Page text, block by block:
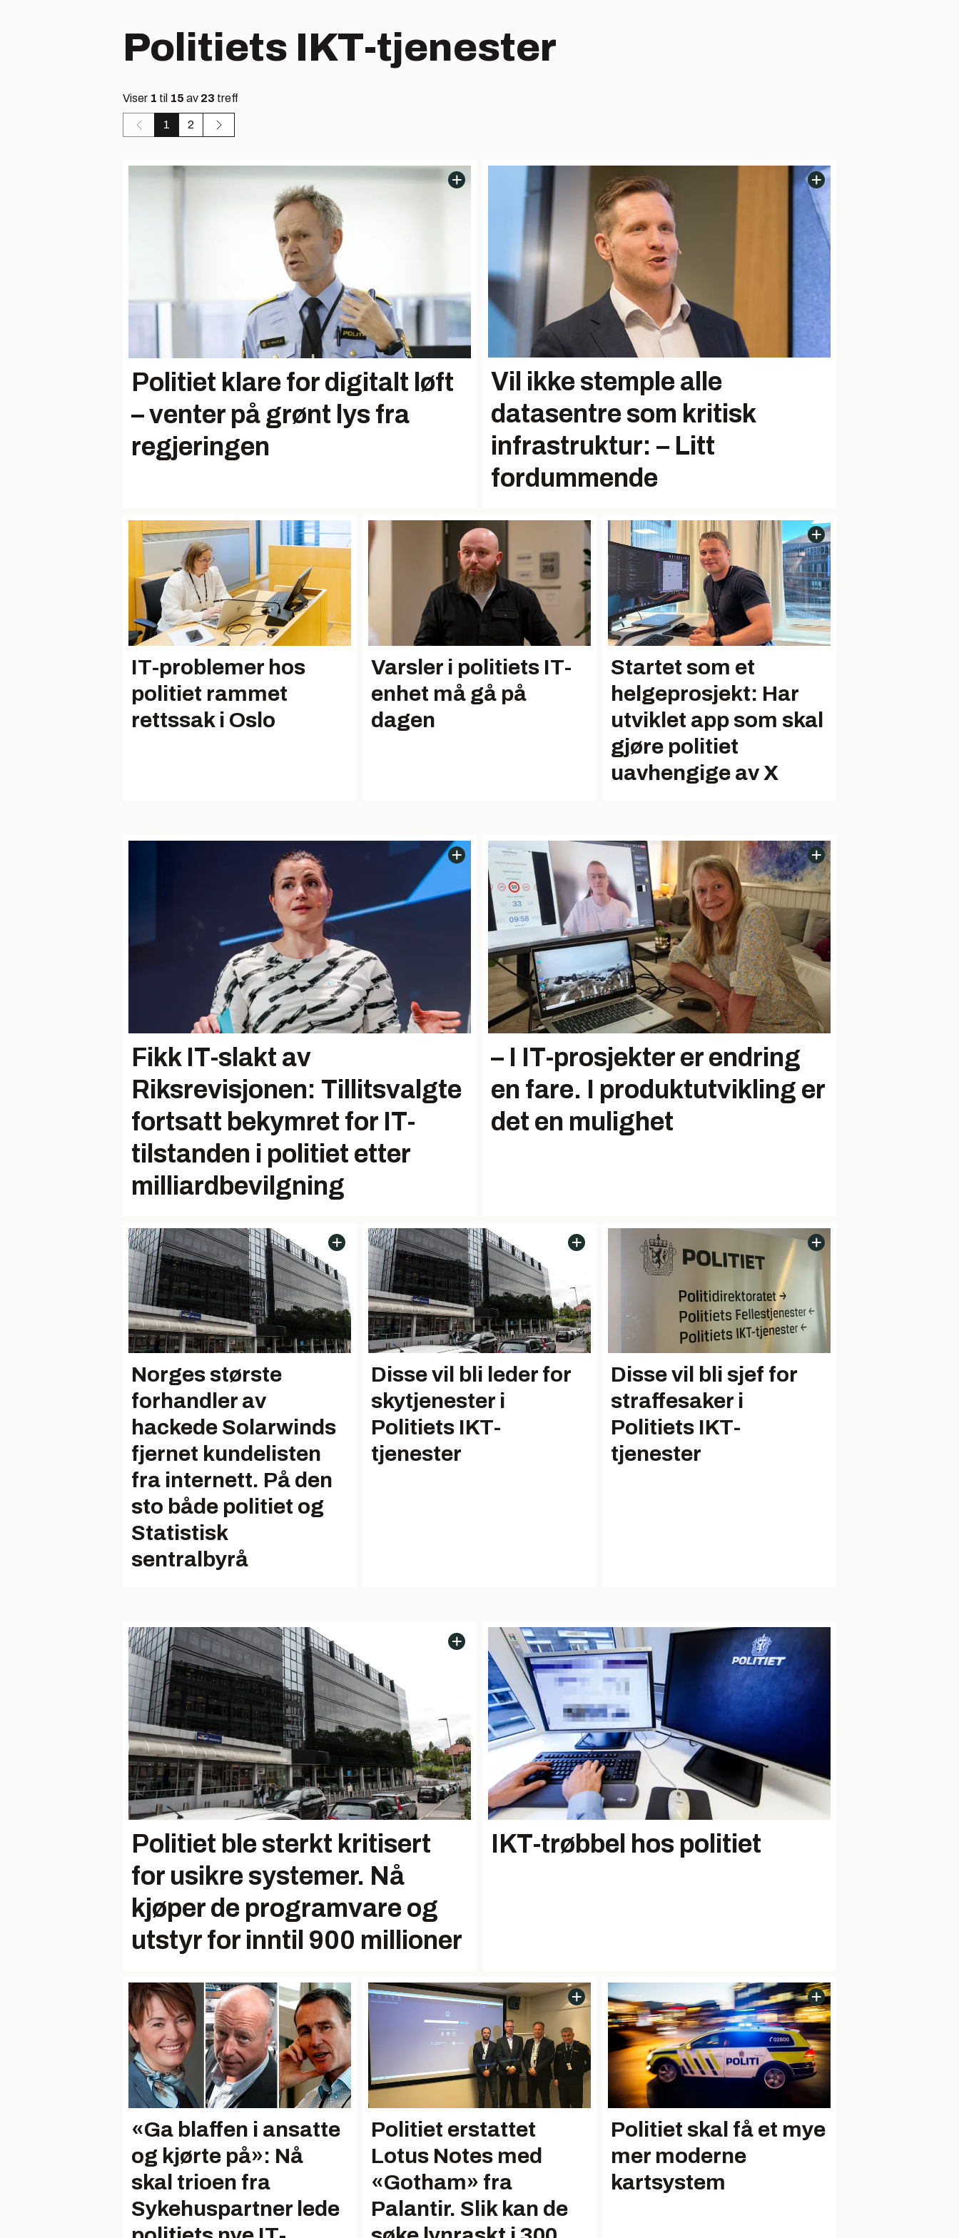
Politiets IKT-tjenester
Viser 1 til 15 av 23 treff
1 2
Politiet klare for digitalt løft
– venter på grønt lys fra
regjeringen
Vil ikke stemple alle
datasentre som kritisk
infrastruktur: – Litt
fordummende
IT-problemer hos
politiet rammet
rettssak i Oslo
Varsler i politiets IT-
enhet må gå på
dagen
Startet som et
helgeprosjekt: Har
utviklet app som skal
gjøre politiet
uavhengige av X
Fikk IT-slakt av
Riksrevisjonen: Tillitsvalgte
fortsatt bekymret for IT-
tilstanden i politiet etter
milliardbevilgning
– I IT-prosjekter er endring
en fare. I produktutvikling er
det en mulighet
Norges største
forhandler av
hackede Solarwinds
fjernet kundelisten
fra internett. På den
sto både politiet og
Statistisk
sentralbyrå
Disse vil bli leder for
skytjenester i
Politiets IKT-
tjenester
Disse vil bli sjef for
straffesaker i
Politiets IKT-
tjenester
Politiet ble sterkt kritisert
for usikre systemer. Nå
kjøper de programvare og
utstyr for inntil 900 millioner
IKT-trøbbel hos politiet
«Ga blaffen i ansatte
og kjørte på»: Nå
skal trioen fra
Sykehuspartner lede
Politiet erstattet
Lotus Notes med
«Gotham» fra
Palantir. Slik kan de
Politiet skal få et mye
mer moderne
kartsystem